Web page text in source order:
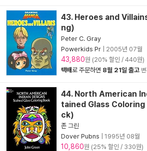
43. Heroes and
ng)
Peter C. Gray
Powerkids Pr
2005년 07월
43,880원 (20% 할인 / 440원)
택배로 주문하면 8월 21일 출고
44. North American
tained Glass Coloring
ck)
존 그린
Dover Pubns
1995년 08월
10,860원 (25% 할인 / 330원)